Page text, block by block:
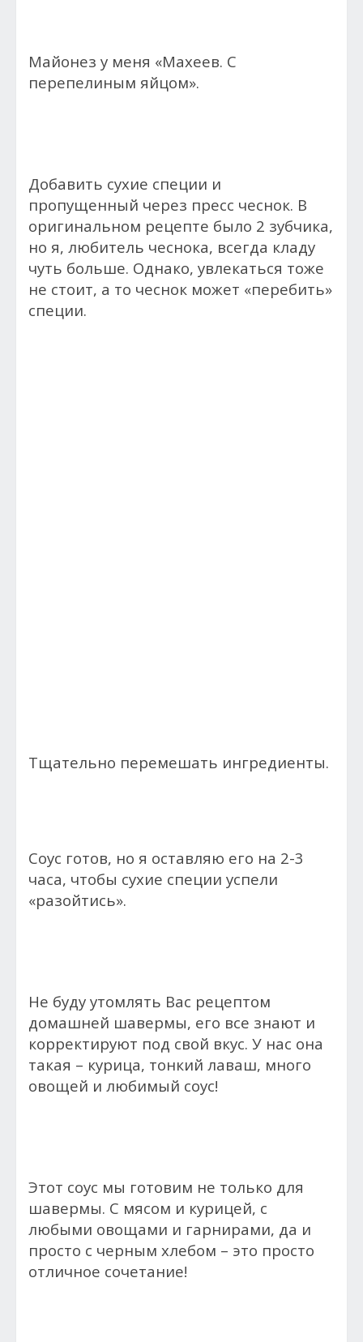
Майонез у меня «Махеев. С
перепелиным яйцом».
Добавить сухие специи и
пропущенный через пресс чеснок. В
оригинальном рецепте было 2 зубчика,
но я, любитель чеснока, всегда кладу
чуть больше. Однако, увлекаться тоже
не стоит, а то чеснок может «перебить»
специи.
Тщательно перемешать ингредиенты.
Соус готов, но я оставляю его на 2-3
часа, чтобы сухие специи успели
«разойтись».
Не буду утомлять Вас рецептом
домашней шавермы, его все знают и
корректируют под свой вкус. У нас она
такая – курица, тонкий лаваш, много
овощей и любимый соус!
Этот соус мы готовим не только для
шавермы. С мясом и курицей, с
любыми овощами и гарнирами, да и
просто с черным хлебом – это просто
отличное сочетание!